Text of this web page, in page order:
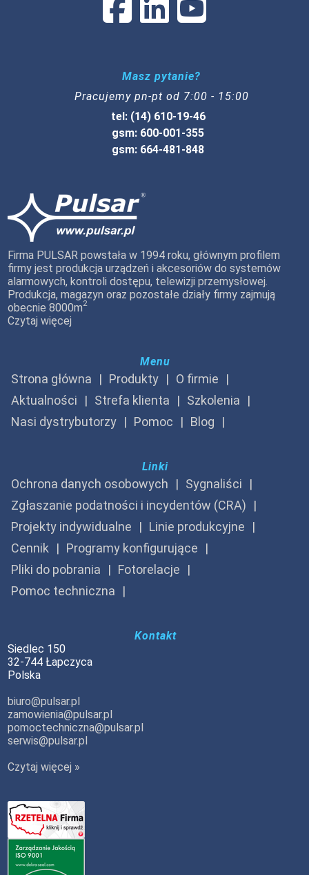
Masz pytanie?
Pracujemy pn-pt od 7:00 - 15:00
tel: (14) 610-19-46
gsm: 600-001-355
gsm: 664-481-848
Firma PULSAR powstała w 1994 roku, głównym profilem
firmy jest produkcja urządzeń i akcesoriów do systemów
alarmowych, kontroli dostępu, telewizji przemysłowej.
Produkcja, magazyn oraz pozostałe działy firmy zajmują
obecnie 8000m2
Czytaj więcej
Menu
Strona główna Produkty
O firmie
Aktualności
Strefa klienta
Szkolenia
Nasi dystrybutorzy
Pomoc Blog
Linki
Ochrona danych osobowych
Sygnaliści
Zgłaszanie podatności i incydentów (CRA)
Projekty indywidualne
Linie produkcyjne
Cennik
Programy konfigurujące
Pliki do pobrania
Fotorelacje
Pomoc techniczna
Kontakt
Siedlec 150
32-744 Łapczyca
Polska
biuro@pulsar.pl
zamowienia@pulsar.pl
pomoctechniczna@pulsar.pl
serwis@pulsar.pl
Czytaj więcej »